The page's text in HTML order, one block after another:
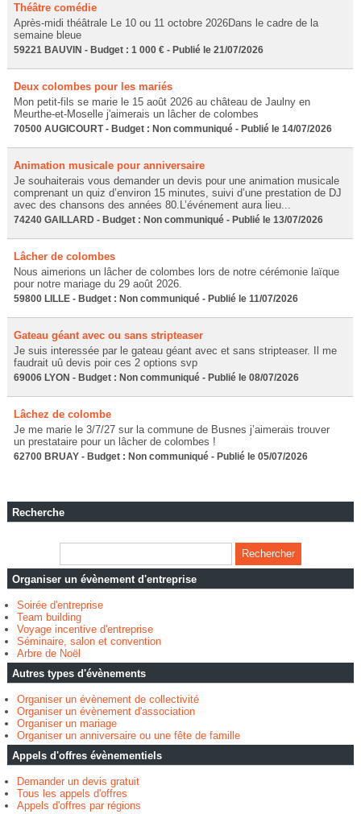
Théâtre comédie
Après-midi théâtrale Le 10 ou 11 octobre 2026Dans le cadre de la
semaine bleue
59221 BAUVIN - Budget : 1 000 € - Publié le 21/07/2026
Deux colombes pour les mariés
Mon petit-fils se marie le 15 août 2026 au château de Jaulny en
Meurthe-et-Moselle j'aimerais un lâcher de colombes
70500 AUGICOURT - Budget : Non communiqué - Publié le 14/07/2026
Animation musicale pour anniversaire
Je souhaiterais vous demander un devis pour une animation musicale
comprenant un quiz d’environ 15 minutes, suivi d’une prestation de DJ
avec des chansons des années 80.L’événement aura lieu...
74240 GAILLARD - Budget : Non communiqué - Publié le 13/07/2026
Lâcher de colombes
Nous aimerions un lâcher de colombes lors de notre cérémonie laïque
pour notre mariage du 29 août 2026.
59800 LILLE - Budget : Non communiqué - Publié le 11/07/2026
Gateau géant avec ou sans stripteaser
Je suis interessée par le gateau géant avec et sans stripteaser. Il me
faudrait uû devis poir ces 2 options svp
69006 LYON - Budget : Non communiqué - Publié le 08/07/2026
Lâchez de colombe
Je me marie le 3/7/27 sur la commune de Busnes j’aimerais trouver
un prestataire pour un lâcher de colombes !
62700 BRUAY - Budget : Non communiqué - Publié le 05/07/2026
Recherche
Organiser un évènement d'entreprise
Soirée d'entreprise
Team building
Voyage incentive d'entreprise
Séminaire, salon et convention
Arbre de Noël
Autres types d'évènements
Organiser un évènement de collectivité
Organiser un évènement d'association
Organiser un mariage
Organiser un anniversaire ou une fête de famille
Appels d'offres évènementiels
Demander un devis gratuit
Tous les appels d'offres
Appels d'offres par régions